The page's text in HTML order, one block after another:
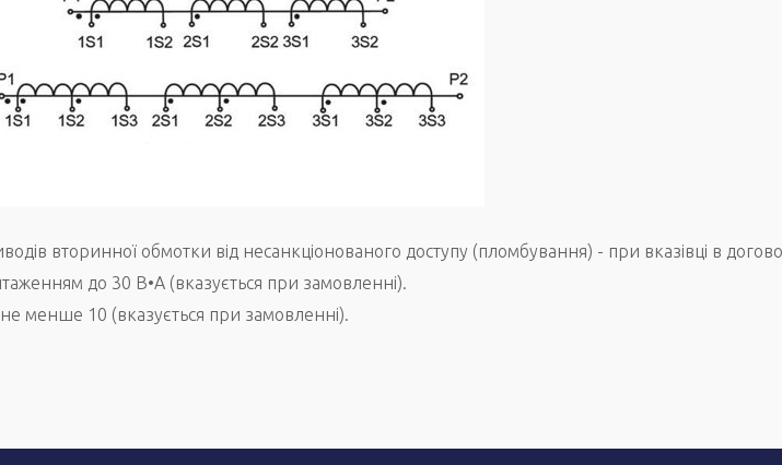
вторинної обмотки від несанкціонованого доступу (пломбування) - при вказівці в
до 30 В•А (вказується при замовленні).
менше 10 (вказується при замовленні).